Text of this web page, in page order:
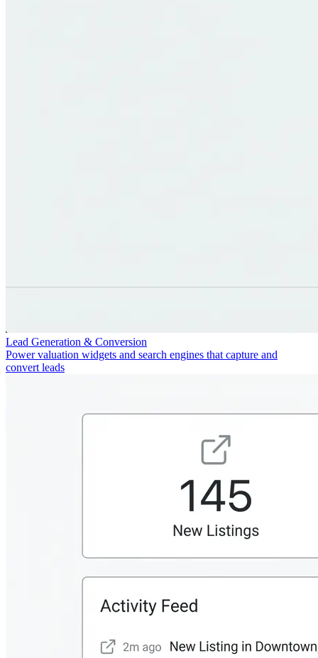
Lead Generation & Conversion
Power valuation widgets and search engines that capture and
convert leads